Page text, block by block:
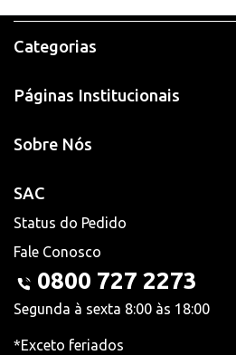
Categorias
Páginas Institucionais
Sobre Nós
SAC
Status do Pedido
Fale Conosco
0800 727 2273
Segunda à sexta 8:00 às 18:00
*Exceto feriados